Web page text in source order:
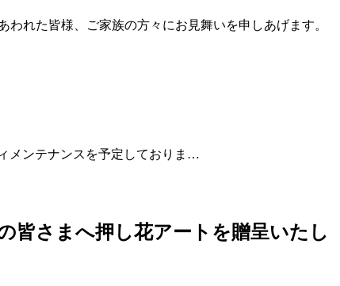
れた皆様、ご家族の方々にお見舞いを申しあげます。
メンテナンスを予定しておりま…
皆さまへ押し花アートを贈呈いたし